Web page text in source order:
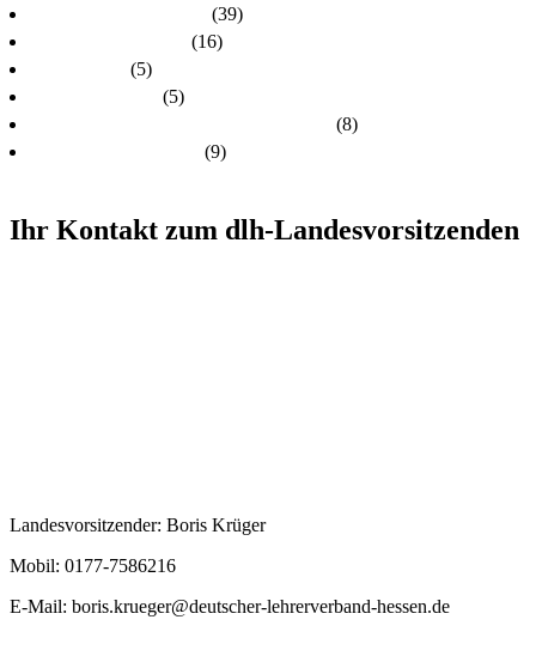
(39)
(16)
(5)
(5)
(8)
(9)
Ihr Kontakt zum dlh-Landesvorsitzenden
Landesvorsitzender: Boris Krüger
Mobil: 0177-7586216
E-Mail: boris.krueger@deutscher-lehrerverband-hessen.de